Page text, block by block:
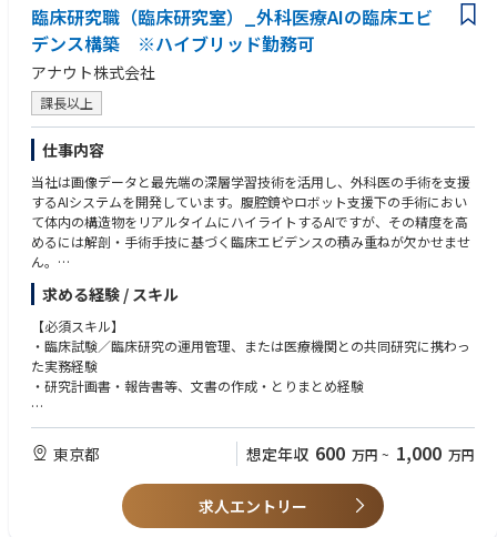
臨床研究職（臨床研究室）_外科医療AIの臨床エビ
デンス構築 ※ハイブリッド勤務可
アナウト株式会社
課長以上
仕事内容
当社は画像データと最先端の深層学習技術を活用し、外科医の手術を支援
するAIシステムを開発しています。腹腔鏡やロボット支援下の手術におい
て体内の構造物をリアルタイムにハイライトするAIですが、その精度を高
めるには解剖・手術手技に基づく臨床エビデンスの積み重ねが欠かせませ
ん。
本ポジションでは、研究責任者・KOLと連携しながら、臨床研究計画書
（プロトコル）の策定から医療機関との調整、実施後の運用管理までを一
気通貫で担当していただきます。
【業務内容】
① 臨床研究計画書（プロトコル）の策定・ブラッシュアップ（メイン業
・研究責任者、KOLと議論しながら、研究デザイン、評価項目（エンドポ
イント）、症例数などを詰める
・研究計画書・報告書等のメディカルライティング
② 医療機関・研究者とのコミュニケーション
求める経験 / スキル
【必須スキル】
・臨床試験／臨床研究の運用管理、または医療機関との共同研究に携わっ
た実務経験
・研究計画書・報告書等、文書の作成・とりまとめ経験
【歓迎スキル】
・臨床研究計画書（プロトコル）の作成・メディカルライティングの経験
・GCP／臨床研究法、薬機法、保険収載など、規制関連の知識・実務経験
・プログラム医療機器（SaMD）や外科領域（消化器・婦人科・肝臓・呼
吸器等）に関する臨床試験、臨床研究経験
・EDC・データマネジメント、モニタリング、統計解析の経験
東京都 想定年収 600 万円 ~ 1,000 万円
求人エントリー